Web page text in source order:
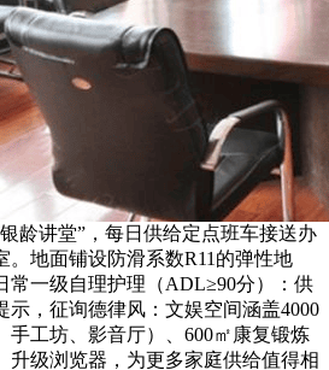
龄讲堂”，每日供给定点班车接送办
。地面铺设防滑系数R11的弹性地
常一级自理护理（ADL≥90分）：供
示，征询德律风：文娱空间涵盖4000
手工坊、影音厅）、600㎡康复锻炼
升级浏览器，为更多家庭供给值得相